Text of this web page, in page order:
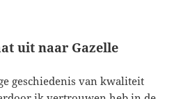
uit naar Gazelle
geschiedenis van kwaliteit